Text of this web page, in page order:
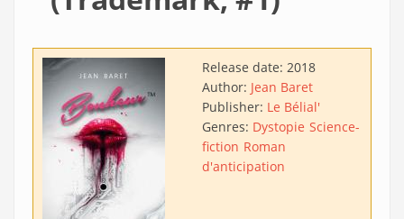
Release date: 2018
Author: Jean Baret
Publisher: Le Bélial'
Genres: Dystopie Science-
fiction Roman
d'anticipation